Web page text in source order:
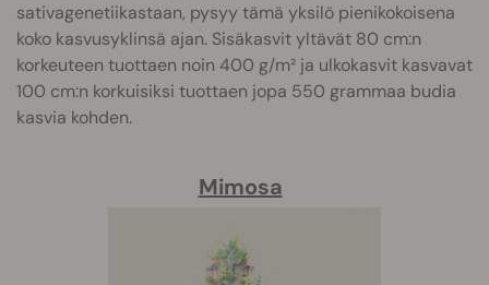
sativagenetiikastaan, pysyy tämä yksilö pienikokoisena
koko kasvusyklinsä ajan. Sisäkasvit yltävät 80 cm:n
korkeuteen tuottaen noin 400 g/m² ja ulkokasvit kasvavat
100 cm:n korkuisiksi tuottaen jopa 550 grammaa budia
kasvia kohden.
Mimosa